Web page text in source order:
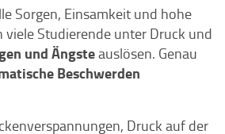
Sorgen, Einsamkeit und hohe
viele Studierende unter Druck und
und Ängsteauslösen. Genau
Beschwerden
Druck auf der